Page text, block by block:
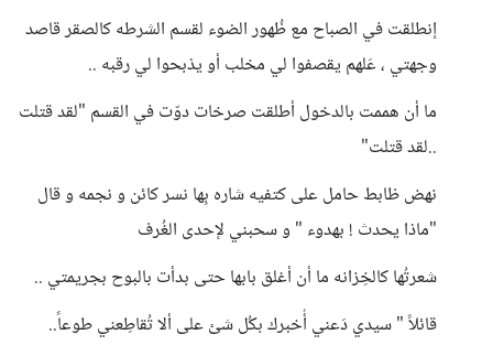
إنطلقت في الصباح مع ظُهور الضوء لقسم الشرطه كالصقر قاصد
وجهتي ، عَلهم يقصفوا لي مخلب أو يذبحوا لي رقبه ..
ما أن هممت بالدخول أطلقت صرخات دوّت في القسم "لقد قتلت
..لقد قتلت"
نهض ظابط حامل على كتفيه شاره بِها نسر كائن و نجمه و قال
"ماذا يحدث ! بهدوء " و سحبني لإحدى الغُرف
شعرتُها كالخِزانه ما أن أغلق بابها حتى بدأت بالبوح بجريمتي ..
قائلاً " سيدي دَعني أُخبرك بكُل شئ على ألا تُقاطِعني طوعاً..